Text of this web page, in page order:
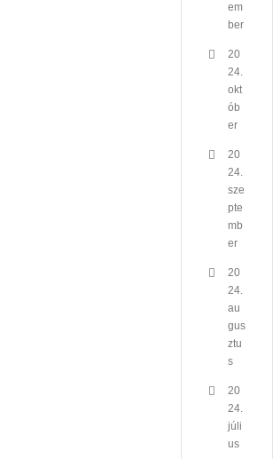
em
ber
20
24.
okt
ób
er
20
24.
sze
pte
mb
er
20
24.
au
gus
ztu
s
20
24.
júli
us